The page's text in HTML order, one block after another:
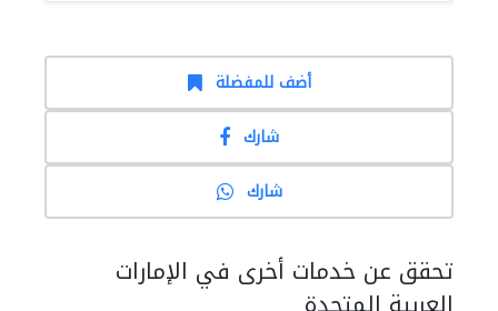
أضف للمفضلة
شارك
شارك
تحقق عن خدمات أخرى في الإمارات